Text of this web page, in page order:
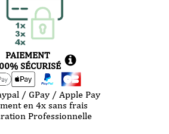
PAIEMENT
SÉCURISÉ
/ GPay / Apple Pay
en 4x sans frais
Professionnelle